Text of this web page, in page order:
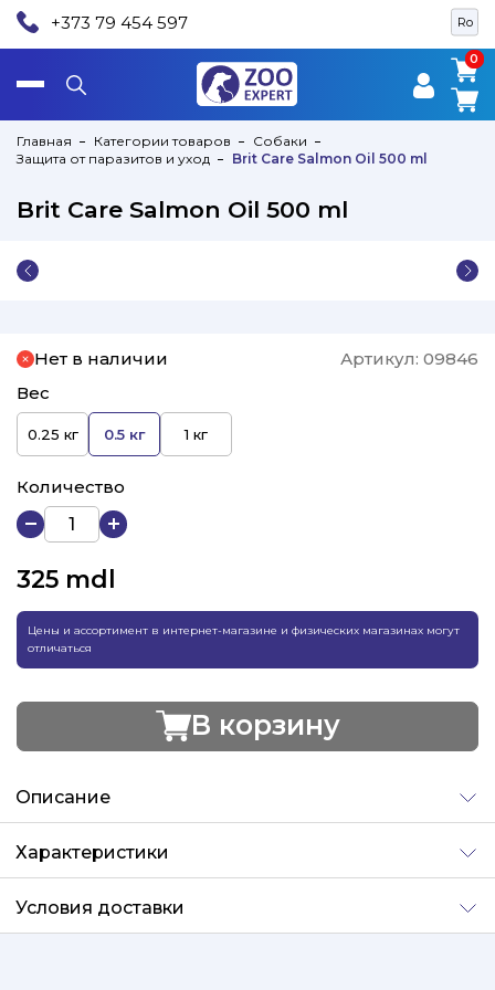
Ro
+373 79 454 597
0
0
Главная Категории товаров
Собаки
Защита от паразитов и уход
Brit Care Salmon Oil 500 ml
Brit Care Salmon Oil 500 ml
Нет в наличии Артикул: 09846
Вес
0.25 кг 0.5 кг 1 кг
Количество
325 mdl
Цены и ассортимент в интернет-магазине и физических магазинах могут
отличаться
В корзину
Описание
Характеристики
Условия доставки